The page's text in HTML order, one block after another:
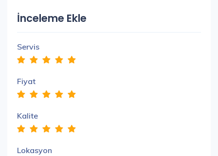
İnceleme Ekle
Servis
Fiyat
Kalite
Lokasyon